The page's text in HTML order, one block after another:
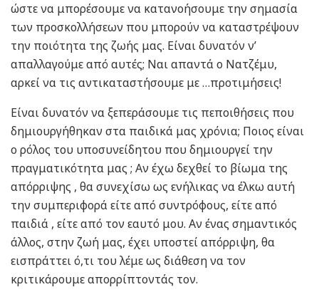
ώστε να μπορέσουμε να κατανοήσουμε την σημασία
των προσκολλήσεων που μπορούν να καταστρέψουν
την ποιότητα της ζωής μας. Είναι δυνατόν ν’
απαλλαγούμε από αυτές; Ναι απαντά ο Νατζέμυ,
αρκεί να τις αντικαταστήσουμε με …προτιμήσεις!
Είναι δυνατόν να ξεπεράσουμε τις πεποιθήσεις που
δημιουργήθηκαν στα παιδικά μας χρόνια; Ποιος είναι
ο ρόλος του υποσυνείδητου που δημιουργεί την
πραγματικότητα μας ; Αν έχω δεχθεί το βίωμα της
απόρριψης , θα συνεχίσω ως ενήλικας να έλκω αυτή
την συμπεριφορά είτε από συντρόφους, είτε από
παιδιά , είτε από τον εαυτό μου. Αν ένας σημαντικός
άλλος, στην ζωή μας, έχει υποστεί απόρριψη, θα
εισπράττει ό,τι του λέμε ως διάθεση να τον
κριτικάρουμε απορρίπτοντάς τον.